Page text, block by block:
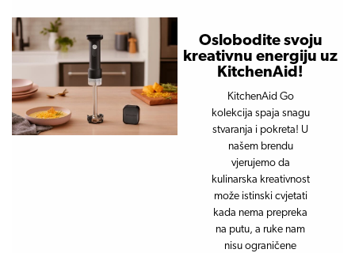
Oslobodite svoju
kreativnu energiju uz
KitchenAid!
KitchenAid Go
kolekcija spaja snagu
stvaranja i pokreta! U
našem brendu
vjerujemo da
kulinarska kreativnost
može istinski cvjetati
kada nema prepreka
na putu, a ruke nam
nisu ograničene